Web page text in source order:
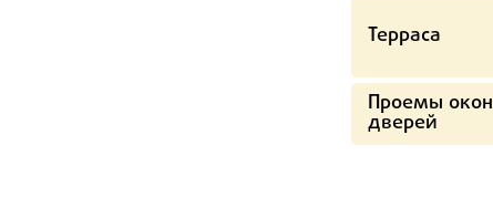
Терраса
Проемы
дверей